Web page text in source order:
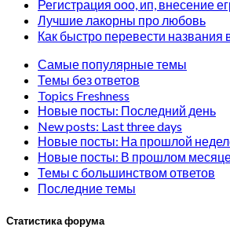
Регистрация ооо, ип, внесение
Лучшие лакорны про любовь
Как быстро перевести названия
Самые популярные темы
Темы без ответов
Topics Freshness
Новые посты: Последний день
New posts: Last three days
Новые посты: На прошлой
Новые посты: В прошлом
Темы с большинством ответов
Последние темы
Статистика форума